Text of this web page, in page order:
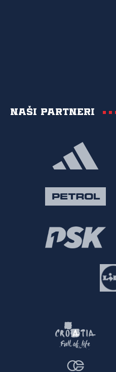
Naši partneri